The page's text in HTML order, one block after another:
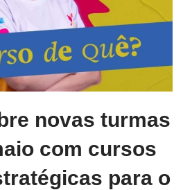
novas turmas
com cursos
para o